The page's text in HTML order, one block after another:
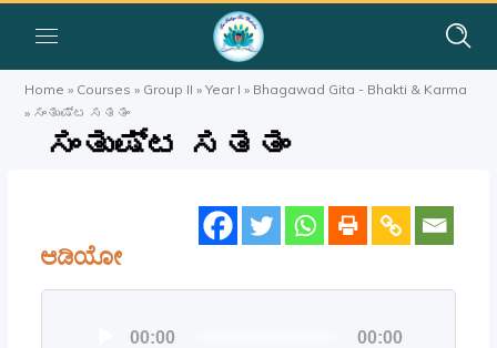
Home » Courses » Group II »Year I » Bhagawad Gita - Bhakti & Karma
» ಸಂತುಷ್ಟ ಸತತಂ
ಸಂತುಷ್ಟ ಸತತಂ
ಆಡಿಯೋ
00:00 00:00